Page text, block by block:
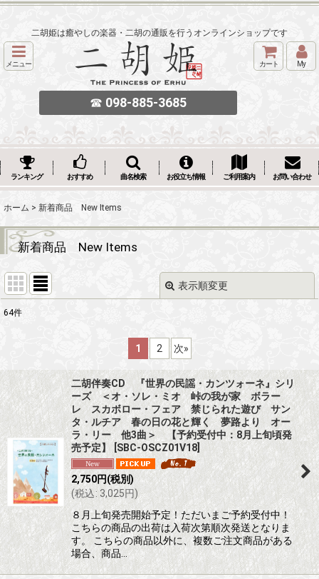
二胡姫は癒やしの楽器・二胡の通販を行うオンラインショップです
メニュー
☎ 098-885-3685
カート My
ランキング おすすめ 曲名検索 お役立ち情報 ご利用案内 お問い合わせ
ホーム > 新着商品 New Items
新着商品 New Items
表示順変更
絞り込む
64件
1 2 次»
二胡伴奏CD 『世界の民謡・カンツォーネ』シリ
ーズ ＜オ・ソレ・ミオ 峠の我が家 ボラー
レ スカボロー・フェア 禁じられた遊び サン
タ・ルチア 春の日の花と輝く 夢路より オー
ラ・リー 他3曲＞ 【予約受付中：8月上旬頃発
売予定】
SBC-OSCZ01V18
2,750円(税別)
(税込: 3,025円)
８月上旬発売開始予定！ただいまご予約受付中！
こちらの商品の出荷は入荷次第順次発送となりま
す。 こちらの商品以外に、複数ご注文商品がある
場合、商品…